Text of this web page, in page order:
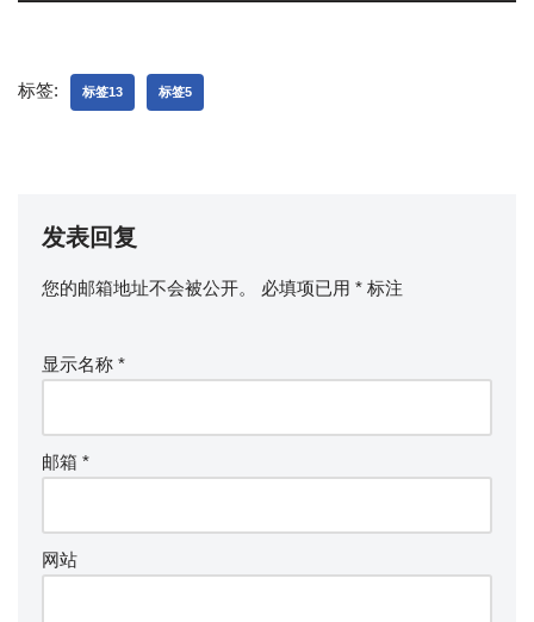
标签: 标签13 标签5
发表回复
您的邮箱地址不会被公开。 必填项已用 * 标注
显示名称 *
邮箱 *
网站